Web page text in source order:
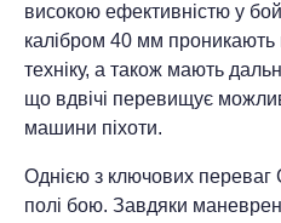
високою ефективністю у
калібром 40 мм проникають
техніку, а також мають
що вдвічі перевищує
машини піхоти.
Однією з ключових переваг
полі бою. Завдяки